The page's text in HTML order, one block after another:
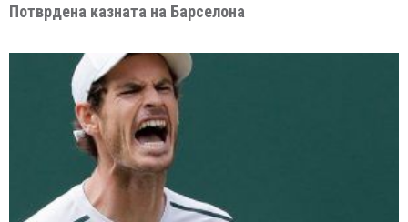
Потврдена казната на Барселона